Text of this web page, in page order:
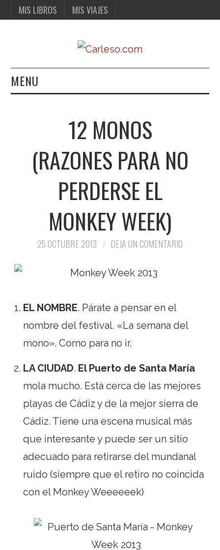
MIS LIBROS MIS VIAJES
MENU
MIS VIAJES12 MONOS
(RAZONES PARA NO
PERDERSE EL
MONKEY WEEK)
25 OCTUBRE 2013 DEJA UN COMENTARIO
EL NOMBRE. Párate a pensar en el
nombre del festival. «La semana del
mono». Como para no ir.
LA CIUDAD. El Puerto de Santa María
mola mucho. Está cerca de las mejores
playas de Cádiz y de la mejor sierra de
Cádiz. Tiene una escena musical más
que interesante y puede ser un sitio
adecuado para retirarse del mundanal
ruido (siempre que el retiro no coincida
con el Monkey Weeeeeek)